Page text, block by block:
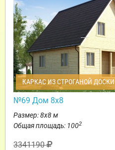
КАРКАС ИЗ СТРОГАНОЙ ДОСКИ
№69 Дом 8х8
Размер: 8х8 м
Общая площадь: 1002
3341190